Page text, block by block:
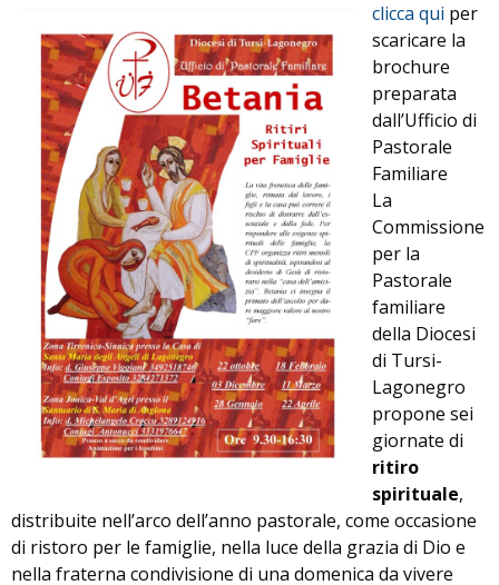
clicca qui per
scaricare la
brochure
preparata
dall’Ufficio di
Pastorale
Familiare
La
Commissione
per la
Pastorale
familiare
della Diocesi
di Tursi-
Lagonegro
propone sei
giornate di
ritiro
spirituale,
distribuite nell’arco dell’anno pastorale, come occasione
di ristoro per le famiglie, nella luce della grazia di Dio e
nella fraterna condivisione di una domenica da vivere